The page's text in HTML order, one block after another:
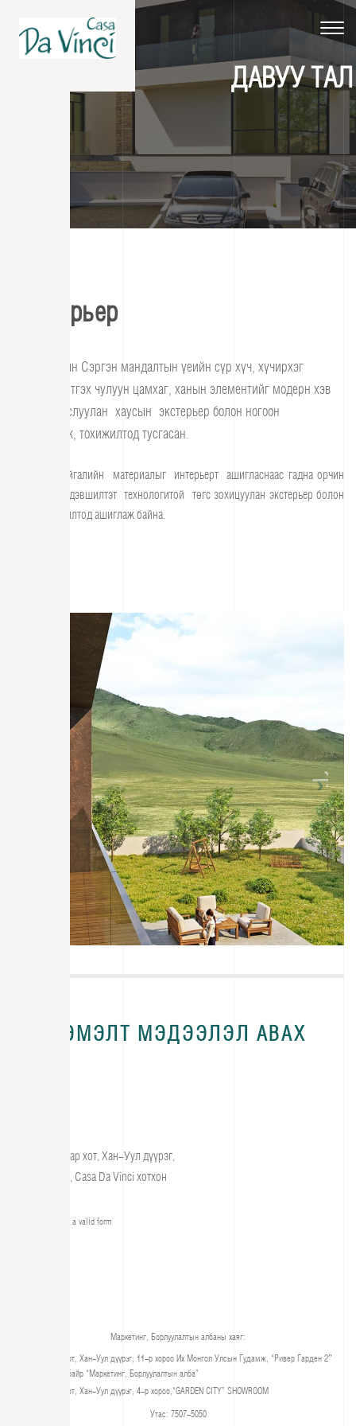
Toggle
ДАВУУ ТАЛ
Экстерьер
Итали улсын Сэргэн мандалтын үеийн сүр хүч, хүчирхэг
байдлыг илтгэх чулуун цамхаг, ханын элементийг модерн хэв
маягтай хослуулан хаусын экстерьер болон ногоон
байгууламж, тохижилтод тусгасан.
Түүнчлэн байгалийн материалыг интерьерт ашигласнаас гадна орчин
үеийн шинэ дэвшилтэт технологитой төгс зохицуулан экстерьер болон
гадна тохижилтод ашиглаж байна.
НЭМЭЛТ МЭДЭЭЛЭЛ АВАХ
Улаанбаатар хот, Хан-Уул дүүрэг,
4-р хороо, Casa Da Vinci хотхон
Please select a valid form
Маркетинг, Борлуулалтын албаны хаяг:
Улаанбаатар хот, Хан-Уул дүүрэг, 11-р хороо Их Монгол Улсын Гудамж, “Ривер Гарден 2″
хотхон, 406-р байр “Маркетинг, Борлуулалтын алба”
Улаанбаатар хот, Хан-Уул дүүрэг, 4-р хороо,“GARDEN CITY” SHOWROOM
Утас: 7507-5050